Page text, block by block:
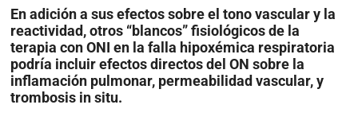
En adición a sus efectos sobre el tono vascular y la
reactividad, otros “blancos” fisiológicos de la
terapia con ONI en la falla hipoxémica respiratoria
podría incluir efectos directos del ON sobre la
inflamación pulmonar, permeabilidad vascular, y
trombosis in situ.